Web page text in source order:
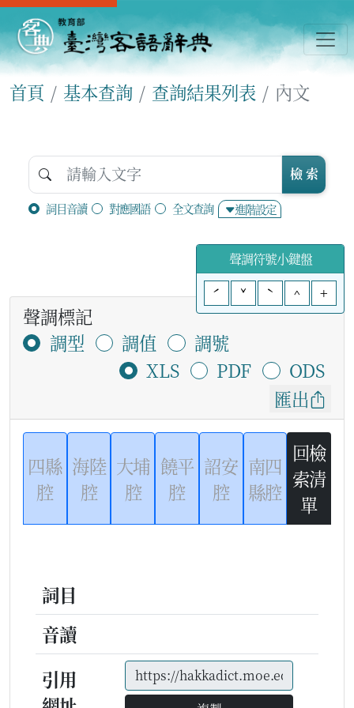
首頁 基本查詢 查詢結果列表 內文
詞目音讀 對應國語 全文查詢 進階設定
檢 索
聲調符號小鍵盤
ˊ
ˇ ˋ ^ +
聲調標記
調型
調值
調號
XLS
PDF
ODS
匯出
四縣
腔
海陸
腔
大埔
腔
饒平
腔
詔安
腔
南四
縣腔
回檢
索清
單
詞目
音讀
引用